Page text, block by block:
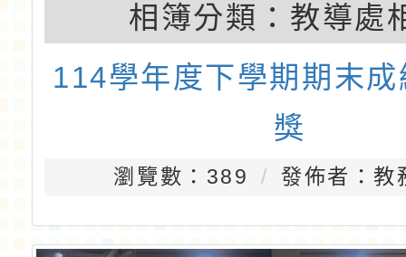
相簿分類： 教導處
114學年度下學期期末
獎
瀏覽數：389 發佈者：教